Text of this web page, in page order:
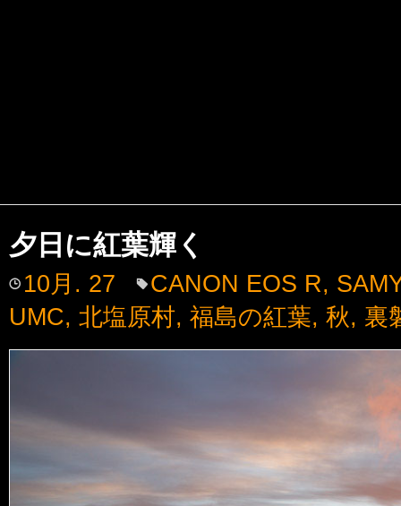
夕日に紅葉輝く
10月. 27 CANON EOS R,
UMC, 北塩原村, 福島の紅葉, 秋, 裏